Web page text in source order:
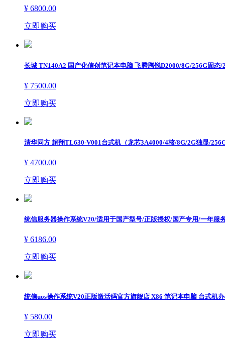
搜索
文章
产品
ꀁ办公设备
激光打印机
多功能一体机
视频会议
¥ 6800.00
立即购买
长城 TN140A2 国产化信创笔记本电脑 飞腾腾锐D2000/8G/256G固态
¥ 7500.00
立即购买
清华同方 超翔TL630-V001台式机（龙芯3A4000/4核/8G/2G独显/
¥ 4700.00
立即购买
统信服务器操作系统V20/适用于国产型号/正版授权/国产专用/一年服
¥ 6186.00
立即购买
统信uos操作系统V20正版激活码官方旗舰店 X86 笔记本电脑 台式机
¥ 580.00
立即购买